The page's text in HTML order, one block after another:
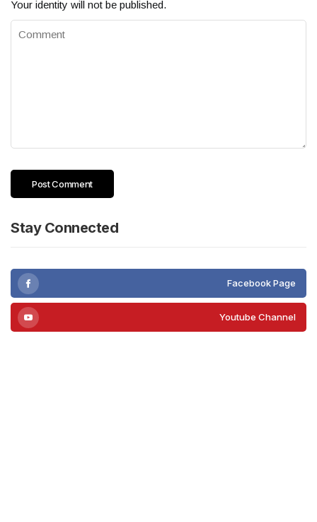
Your identity will not be published.
Stay Connected
Facebook Page
Youtube Channel